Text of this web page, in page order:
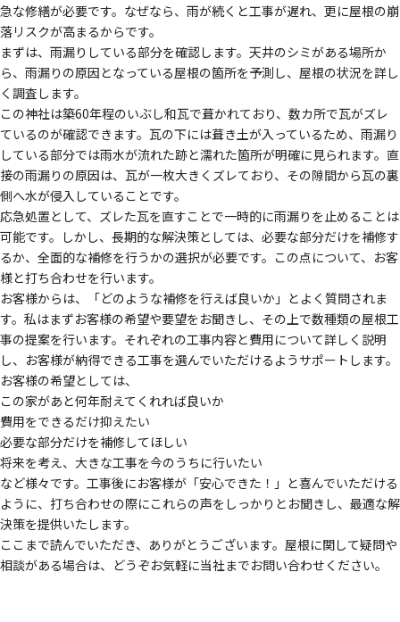
急な修繕が必要です。なぜなら、雨が続くと工事が遅れ、更に屋根の崩
落リスクが高まるからです。
まずは、雨漏りしている部分を確認します。天井のシミがある場所か
ら、雨漏りの原因となっている屋根の箇所を予測し、屋根の状況を詳し
く調査します。
この神社は築60年程のいぶし和瓦で葺かれており、数カ所で瓦がズレ
ているのが確認できます。瓦の下には葺き土が入っているため、雨漏り
している部分では雨水が流れた跡と濡れた箇所が明確に見られます。直
接の雨漏りの原因は、瓦が一枚大きくズレており、その隙間から瓦の裏
側へ水が侵入していることです。
応急処置として、ズレた瓦を直すことで一時的に雨漏りを止めることは
可能です。しかし、長期的な解決策としては、必要な部分だけを補修す
るか、全面的な補修を行うかの選択が必要です。この点について、お客
様と打ち合わせを行います。
お客様からは、「どのような補修を行えば良いか」とよく質問されま
す。私はまずお客様の希望や要望をお聞きし、その上で数種類の屋根工
事の提案を行います。それぞれの工事内容と費用について詳しく説明
し、お客様が納得できる工事を選んでいただけるようサポートします。
お客様の希望としては、
この家があと何年耐えてくれれば良いか
費用をできるだけ抑えたい
必要な部分だけを補修してほしい
将来を考え、大きな工事を今のうちに行いたい
など様々です。工事後にお客様が「安心できた！」と喜んでいただける
ように、打ち合わせの際にこれらの声をしっかりとお聞きし、最適な解
決策を提供いたします。
ここまで読んでいただき、ありがとうございます。屋根に関して疑問や
相談がある場合は、どうぞお気軽に当社までお問い合わせください。